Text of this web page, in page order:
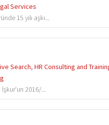
Services
15 yılı aşkı...
Search,HR Consulting and
2016/...